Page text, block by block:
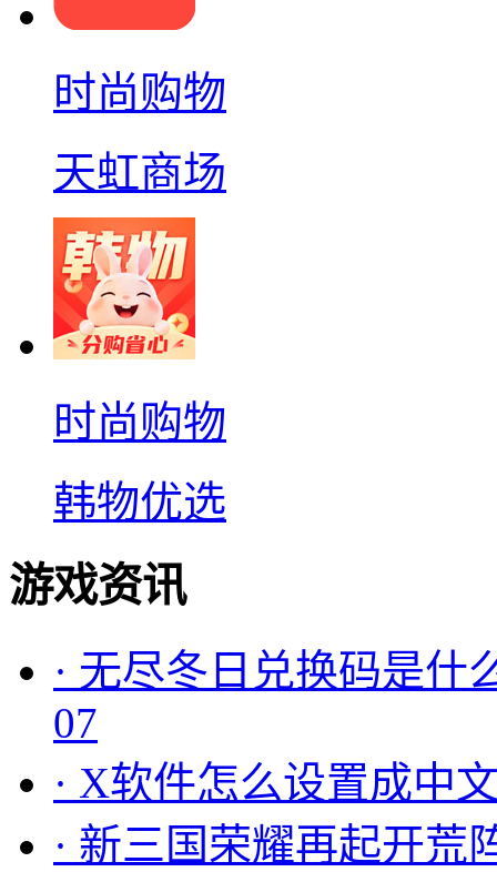
时尚购物
天虹商场
时尚购物
韩物优选
游戏资讯
· 无尽冬日兑换码是什
07
· X软件怎么设置成中
· 新三国荣耀再起开荒